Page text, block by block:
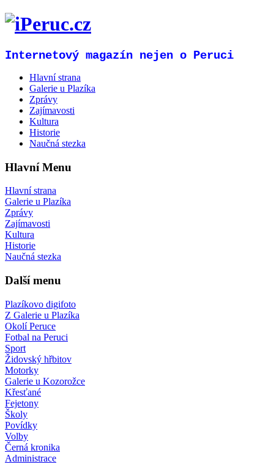
Internetový magazín nejen o Peruci
Hlavní strana
Galerie u Plazíka
Zprávy
Zajímavosti
Kultura
Historie
Naučná stezka
Hlavní Menu
Hlavní strana
Galerie u Plazíka
Zprávy
Zajímavosti
Kultura
Historie
Naučná stezka
Další menu
Plazíkovo digifoto
Z Galerie u Plazíka
Okolí Peruce
Fotbal na Peruci
Sport
Židovský hřbitov
Motorky
Galerie u Kozorožce
Křesťané
Fejetony
Školy
Povídky
Volby
Černá kronika
Administrace